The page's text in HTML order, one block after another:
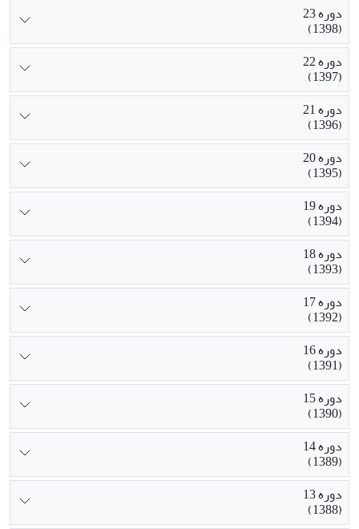
دوره 23
(1398)
دوره 22
(1397)
دوره 21
(1396)
دوره 20
(1395)
دوره 19
(1394)
دوره 18
(1393)
دوره 17
(1392)
دوره 16
(1391)
دوره 15
(1390)
دوره 14
(1389)
دوره 13
(1388)